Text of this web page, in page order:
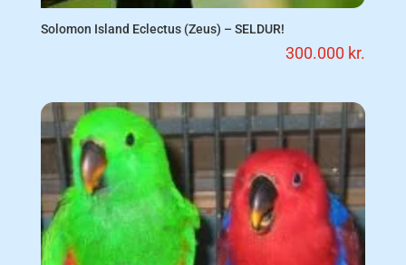
Solomon Island Eclectus (Zeus) – SELDUR!
300.000 kr.